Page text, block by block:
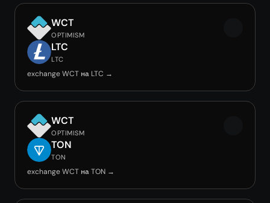
WCT
OPTIMISM
LTC
LTC
exchange WCT на LTC →
WCT
OPTIMISM
TON
TON
exchange WCT на TON →